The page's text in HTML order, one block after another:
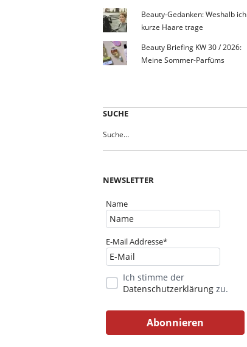
Beauty-Gedanken: Weshalb ich
kurze Haare trage
Beauty Briefing KW 30 / 2026:
Meine Sommer-Parfüms
SUCHE
NEWSLETTER
Name
E-Mail Addresse*
Ich stimme der
Datenschutzerklärung zu.